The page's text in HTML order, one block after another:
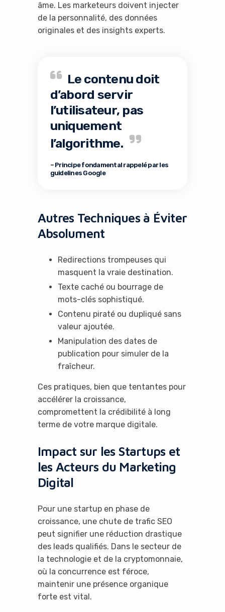
âme. Les marketeurs doivent injecter
de la personnalité, des données
originales et des insights experts.
Le contenu doit
d’abord servir
l’utilisateur, pas
uniquement
l’algorithme.
– Principe fondamental rappelé par les
guidelines Google
Autres Techniques à Éviter
Absolument
Redirections trompeuses qui
masquent la vraie destination.
Texte caché ou bourrage de
mots-clés sophistiqué.
Contenu piraté ou dupliqué sans
valeur ajoutée.
Manipulation des dates de
publication pour simuler de la
fraîcheur.
Ces pratiques, bien que tentantes pour
accélérer la croissance,
compromettent la crédibilité à long
terme de votre marque digitale.
Impact sur les Startups et
les Acteurs du Marketing
Digital
Pour une startup en phase de
croissance, une chute de trafic SEO
peut signifier une réduction drastique
des leads qualifiés. Dans le secteur de
la technologie et de la cryptomonnaie,
où la concurrence est féroce,
maintenir une présence organique
forte est vital.